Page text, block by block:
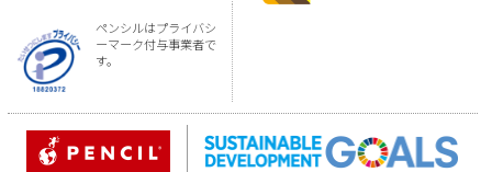
ペンシルはプライバシ
ーマーク付与事業者で
す。